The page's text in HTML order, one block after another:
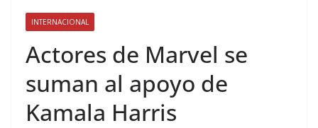
INTERNACIONAL
Actores de Marvel se
suman al apoyo de
Kamala Harris